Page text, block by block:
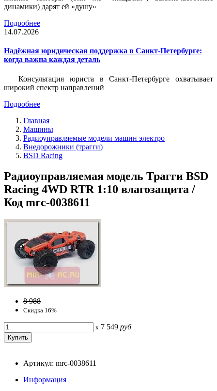
динамики) дарят ей «душу»
Подробнее
14.07.2026
Надёжная юридическая поддержка в Санкт-Петербурге:
когда важна каждая деталь
Консультация юриста в Санкт-Петербурге охватывает
широкий спектр направлений
Подробнее
Главная
Машины
Радиоуправляемые модели машин электро
Внедорожники (трагги)
BSD Racing
Радиоуправляемая модель Трагги BSD
Racing 4WD RTR 1:10 влагозащита /
Код mrc-0038611
8 988
Скидка 16%
x 7 549 руб
Артикул: mrc-0038611
Информация